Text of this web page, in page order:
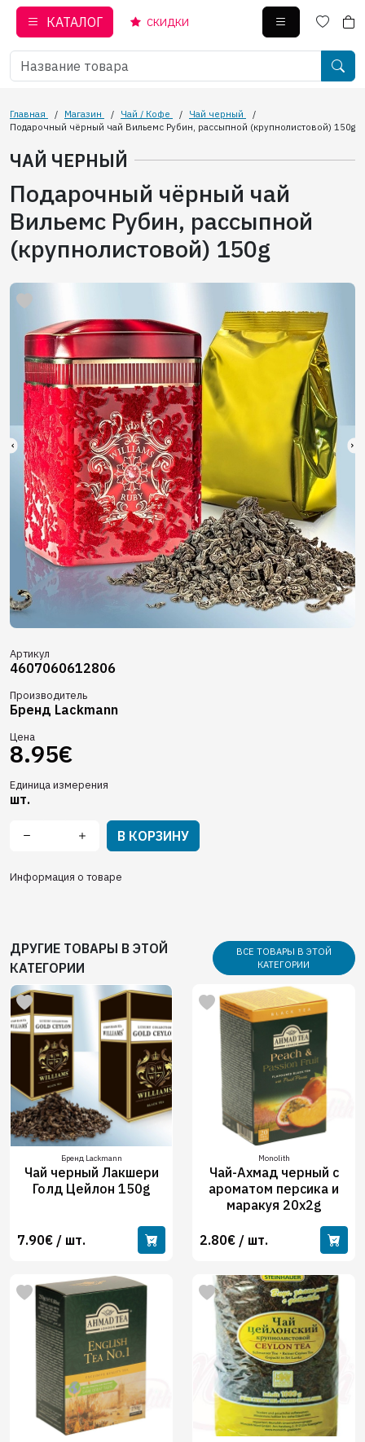
КАТАЛОГ СКИДКИ
Главная / Магазин / Чай / Кофе / Чай черный
/
Подарочный чёрный чай Вильемс Рубин, рассыпной (крупнолистовой) 150g
ЧАЙ ЧЕРНЫЙ
Подарочный чёрный чай
Вильемс Рубин, рассыпной
(крупнолистовой) 150g
Артикул
4607060612806
Производитель
Бренд Lackmann
Цена
8.95€
Единица измерения
шт.
В КОРЗИНУ
Информация о товаре
ДРУГИЕ ТОВАРЫ В ЭТОЙ
КАТЕГОРИИ
ВСЕ ТОВАРЫ В ЭТОЙ
КАТЕГОРИИ
Бренд Lackmann
Чай черный Лакшери
Голд Цейлон 150g
7.90€ / шт.
Monolith
Чай-Ахмад черный с
ароматом персика и
маракуя 20x2g
2.80€ / шт.